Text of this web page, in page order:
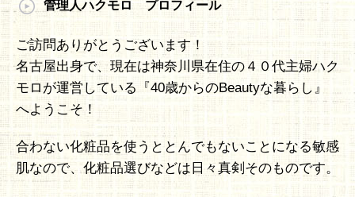
管理人ハクモロ プロフィール
ご訪問ありがとうございます！
名古屋出身で、現在は神奈川県在住の４０代主婦ハク
モロが運営している『40歳からのBeautyな暮らし』
へようこそ！
合わない化粧品を使うととんでもないことになる敏感
肌なので、化粧品選びなどは日々真剣そのものです。